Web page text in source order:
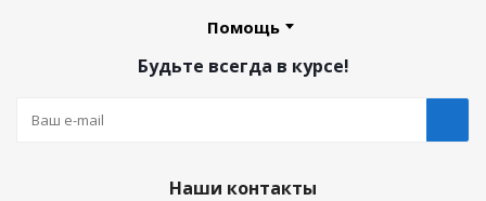
Помощь
Будьте всегда в курсе!
Наши контакты